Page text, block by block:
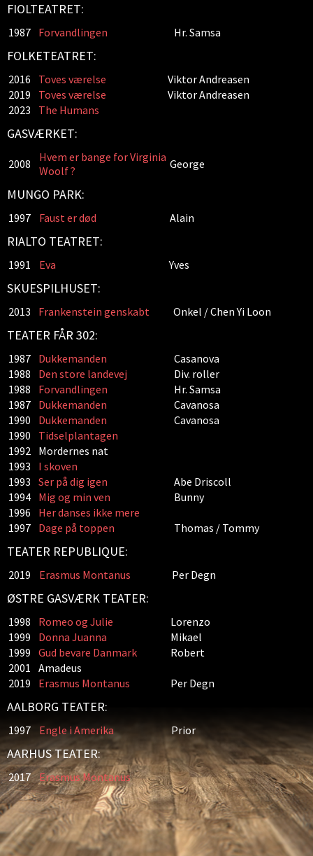
FIOLTEATRET:
1987 Forvandlingen Hr. Samsa
FOLKETEATRET:
2016 Toves værelse
Viktor Andreasen
2019
Toves værelse
Viktor Andreasen
2023
The Humans
GASVÆRKET:
2008
Hvem er bange for Virginia
Woolf ?
George
MUNGO PARK:
1997 Faust er død Alain
RIALTO TEATRET:
1991 Eva Yves
SKUESPILHUSET:
2013 Frankenstein genskabt Onkel / Chen Yi Loon
TEATER FÅR 302:
1987 Dukkemanden
Casanova
1988
Den store landevej
Div. roller
1988
Forvandlingen
Hr. Samsa
1987 Dukkemanden
Cavanosa
1990
Dukkemanden
Cavanosa
1990
Tidselplantagen
1992 Mordernes nat
1993
I skoven
1993 Ser på dig igen
Abe Driscoll
1994 Mig og min ven
Bunny
1996
Her danses ikke mere
1997 Dage på toppen Thomas / Tommy
TEATER REPUBLIQUE:
2019 Erasmus Montanus Per Degn
ØSTRE GASVÆRK TEATER:
1998 Romeo og Julie
Lorenzo
1999
Donna Juanna
Mikael
1999 Gud bevare Danmark
Robert
2001 Amadeus
2019
Erasmus Montanus Per Degn
AALBORG TEATER:
1997 Engle i Amerika Prior
AARHUS TEATER:
2017 Erasmus Montanus